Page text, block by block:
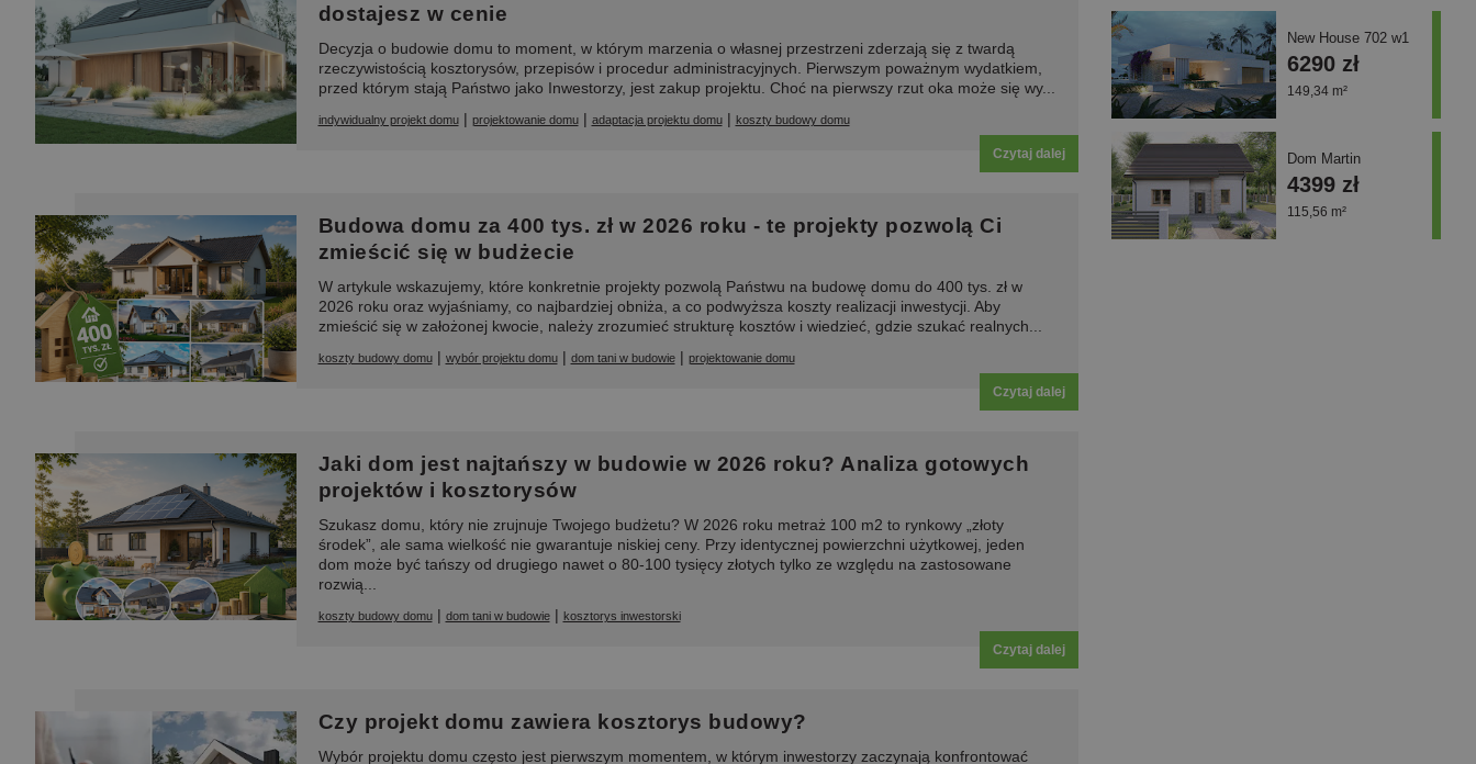
dostajesz w cenie
Decyzja o budowie domu to moment, w którym marzenia o własnej przestrzeni zderzają się z twardą
rzeczywistością kosztorysów, przepisów i procedur administracyjnych. Pierwszym poważnym wydatkiem,
przed którym stają Państwo jako Inwestorzy, jest zakup projektu. Choć na pierwszy rzut oka może się wy...
indywidualny projekt domu| projektowanie domu| adaptacja projektu domu| koszty budowy domu
Czytaj dalej
Budowa domu za 400 tys. zł w 2026 roku - te projekty pozwolą Ci
zmieścić się w budżecie
W artykule wskazujemy, które konkretnie projekty pozwolą Państwu na budowę domu do 400 tys. zł w
2026 roku oraz wyjaśniamy, co najbardziej obniża, a co podwyższa koszty realizacji inwestycji. Aby
zmieścić się w założonej kwocie, należy zrozumieć strukturę kosztów i wiedzieć, gdzie szukać realnych...
koszty budowy domu| wybór projektu domu| dom tani w budowie| projektowanie domu
Czytaj dalej
Jaki dom jest najtańszy w budowie w 2026 roku? Analiza gotowych
projektów i kosztorysów
Szukasz domu, który nie zrujnuje Twojego budżetu? W 2026 roku metraż 100 m2 to rynkowy „złoty
środek”, ale sama wielkość nie gwarantuje niskiej ceny. Przy identycznej powierzchni użytkowej, jeden
dom może być tańszy od drugiego nawet o 80-100 tysięcy złotych tylko ze względu na zastosowane
rozwią...
koszty budowy domu| dom tani w budowie| kosztorys inwestorski
Czytaj dalej
Czy projekt domu zawiera kosztorys budowy?
Wybór projektu domu często jest pierwszym momentem, w którym inwestorzy zaczynają konfrontować
New House 702 w1
149,34 m²
6290 zł
Dom Martin
115,56 m²
4399 zł